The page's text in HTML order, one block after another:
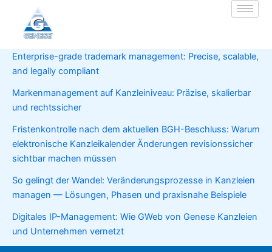
springen
Enterprise-grade trademark management: Precise, scalable,
and legally compliant
Markenmanagement auf Kanzleiniveau: Präzise, skalierbar
und rechtssicher
Fristenkontrolle nach dem aktuellen BGH-Beschluss: Warum
elektronische Kanzleikalender Änderungen revisionssicher
sichtbar machen müssen
So gelingt der Wandel: Veränderungsprozesse in Kanzleien
managen — Lösungen, Phasen und praxisnahe Beispiele
Digitales IP-Management: Wie GWeb von Genese Kanzleien
und Unternehmen vernetzt